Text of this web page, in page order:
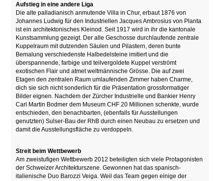
Aufstieg in eine andere Liga
Die alte palladianisch anmutende Villa in Chur, erbaut 1876 von
Johannes Ludwig für den Industriellen Jacques Ambrosius von Planta
ist ein architektonisches Kleinod. Seit 1917 wird in ihr die kantonale
Kunstsammlung gezeigt. Der alle Geschosse durchlaufende zentrale
Kuppelraum mit dutzenden Säulen und Pilastern, deren bunte
Bemalung verschiedenste Halbedelsteine imitiert und die
überspannende, farbige und teilvergoldete Kuppel verströmt
exotischen Flair und atmet weltmännische Grösse. Die auf zwei
Etagen den zentralen Raum umlaufenden Zimmer haben Charme,
dich sie sich nicht sonderlich für die Präsentation grossformatiger
Bilder eignen. Nachdem der Zürcher Industrielle und Bankier Henry
Carl Martin Bodmer dem Museum CHF 20 Millionen schenkte, wurde
entschieden, den benachbarten, (ebenfalls für Ausstellungen
genutzten) Sulser-Bau der RhB durch einen Neubau zu ersetzen und
damit die Ausstellungsfläche zu verdoppeln.
Streit beim Wettbewerb
Am zweistufigen Wettbewerb 2012 beteiligten sich viele Protagonisten
der Schweizer Architekturszene. Gewonnen hat das spanisch-
italienische Duo Barozzi Veiga. Weil das Team gegen einige der